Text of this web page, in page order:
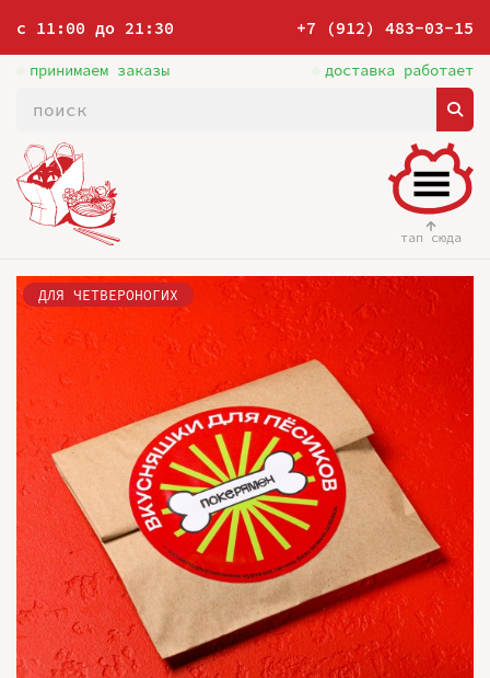
с 11:00 до 21:30 +7 (912) 483-03-15
принимаем заказы доставка работает
тап сюда
ДЛЯ ЧЕТВЕРОНОГИХ